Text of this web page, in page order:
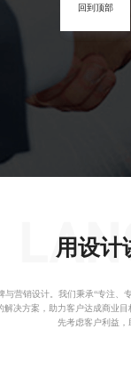
用设计
与营销设计。我们秉承“专注
决方案，助力客户达成商业
先考虑客户利益
回到顶部
回到顶部